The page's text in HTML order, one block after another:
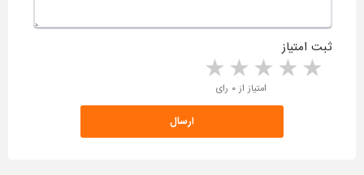
ثبت امتیاز
4 stars 3 stars 2 stars 1 star امتیاز از ۰ رای